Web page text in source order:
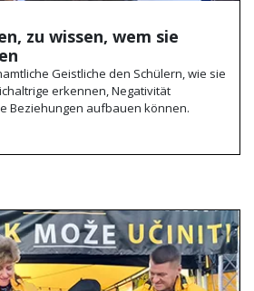
zu wissen, wem sie
Geistliche den Schülern, wie sie
erkennen, Negativität
Beziehungen aufbauen können.